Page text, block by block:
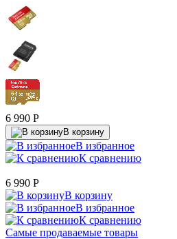
6 990 P
В корзину
В избранное
К сравнению
6 990 P
В корзину
В избранное
К сравнению
Самые продаваемые товары